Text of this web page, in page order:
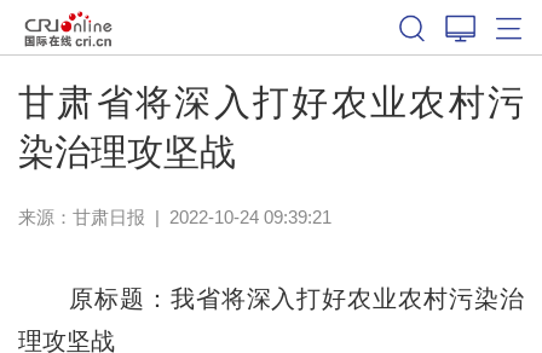
甘肃省将深入打好农业农村污
染治理攻坚战
来源： 甘肃日报 | 2022-10-24 09:39:21
原标题：我省将深入打好农业农村污染治
理攻坚战